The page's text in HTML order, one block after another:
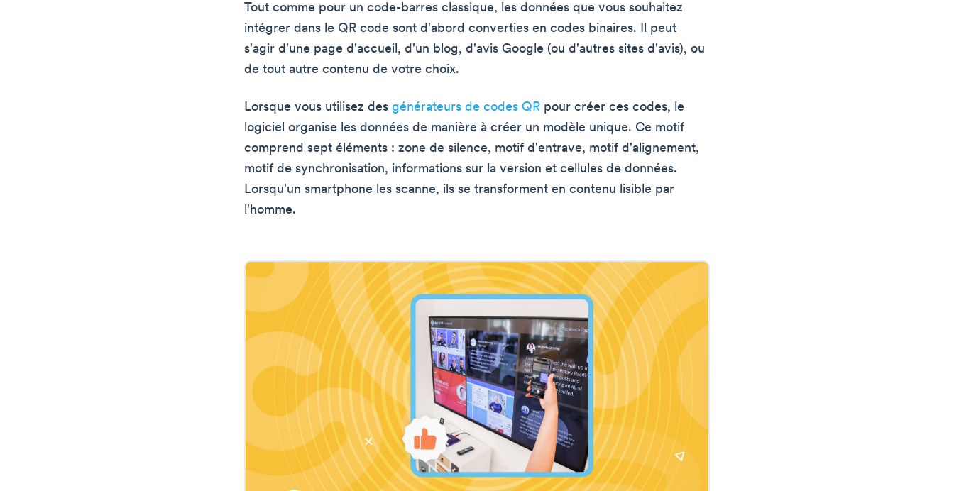
Tout comme pour un code-barres classique, les données que vous souhaitez
intégrer dans le QR code sont d'abord converties en codes binaires. Il peut
s'agir d'une page d'accueil, d'un blog, d'avis Google (ou d'autres sites d'avis), ou
de tout autre contenu de votre choix.
Lorsque vous utilisez des générateurs de codes QR pour créer ces codes, le
logiciel organise les données de manière à créer un modèle unique. Ce motif
comprend sept éléments : zone de silence, motif d'entrave, motif d'alignement,
motif de synchronisation, informations sur la version et cellules de données.
Lorsqu'un smartphone les scanne, ils se transforment en contenu lisible par
l'homme.